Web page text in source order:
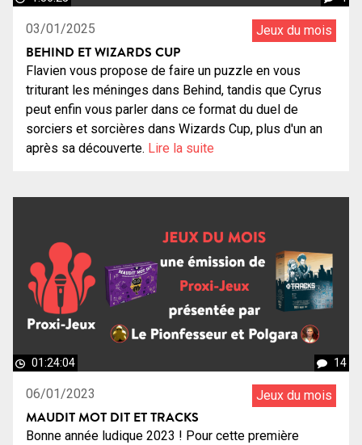
03/01/2025 Jeux du mois
BEHIND ET WIZARDS CUP
Flavien vous propose de faire un puzzle en vous
triturant les méninges dans Behind, tandis que Cyrus
peut enfin vous parler dans ce format du duel de
sorciers et sorcières dans Wizards Cup, plus d'un an
après sa découverte. Lire la suite
01:24:04 14
06/01/2023 Jeux du mois
MAUDIT MOT DIT ET TRACKS
Bonne année ludique 2023 ! Pour cette première